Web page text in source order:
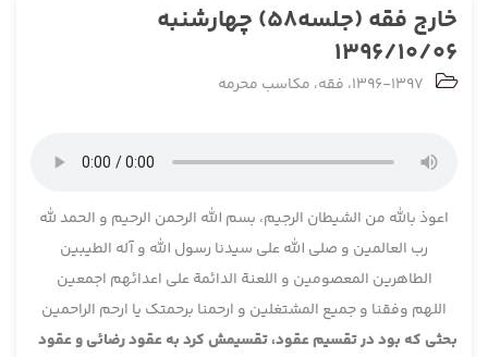
خارج فقه (جلسه58) چهارشنبه
1396/10/06
1396-1397، فقه، مکاسب محرمه
اعوذ بالله من الشیطان الرجیم، بسم الله الرحمن الرحیم و الحمد لله
رب العالمین و صلی الله علی سیدنا رسول الله و آله الطیبین
الطاهرین المعصومین و اللعنة الدائمة علی اعدائهم اجمعین
اللهم وفقنا و جمیع المشتغلین و ارحمنا برحمتک یا ارحم الراحمین
بحثی که بود در تقسیم عقود، تقسیمش کرد به عقود رضائی و عقود